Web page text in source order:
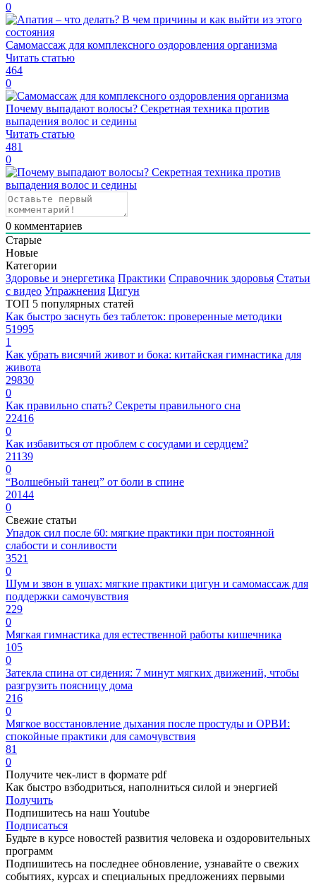
0
Самомассаж для комплексного оздоровления организма
Читать статью
464
0
Почему выпадают волосы? Секретная техника против
выпадения волос и седины
Читать статью
481
0
0 комментариев
Старые
Новые
Категории
Здоровье и энергетика Практики Справочник здоровья Статьи
с видео Упражнения Цигун
ТОП 5 популярных статей
Как быстро заснуть без таблеток: проверенные методики
51995
1
Как убрать висячий живот и бока: китайская гимнастика для
живота
29830
0
Как правильно спать? Секреты правильного сна
22416
0
Как избавиться от проблем с сосудами и сердцем?
21139
0
“Волшебный танец” от боли в спине
20144
0
Свежие статьи
Упадок сил после 60: мягкие практики при постоянной
слабости и сонливости
3521
0
Шум и звон в ушах: мягкие практики цигун и самомассаж для
поддержки самочувствия
229
0
Мягкая гимнастика для естественной работы кишечника
105
0
Затекла спина от сидения: 7 минут мягких движений, чтобы
разгрузить поясницу дома
216
0
Мягкое восстановление дыхания после простуды и ОРВИ:
спокойные практики для самочувствия
81
0
Получите чек-лист в формате pdf
Как быстро взбодриться, наполниться силой и энергией
Получить
Подпишитесь на наш Youtube
Подписаться
Будьте в курсе новостей развития человека и оздоровительных
программ
Подпишитесь на последнее обновление, узнавайте о свежих
событиях, курсах и специальных предложениях первыми